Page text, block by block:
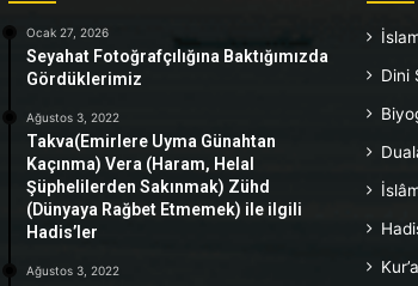
Ocak 27, 2026
Seyahat Fotoğrafçılığına Baktığımızda
Gördüklerimiz
Ağustos 3, 2022
Takva(Emirlere Uyma Günahtan
Kaçınma) Vera (Haram, Helal
Şüphelilerden Sakınmak) Zühd
(Dünyaya Rağbet Etmemek) ile ilgili
Hadis’ler
Ağustos 3, 2022
Dini